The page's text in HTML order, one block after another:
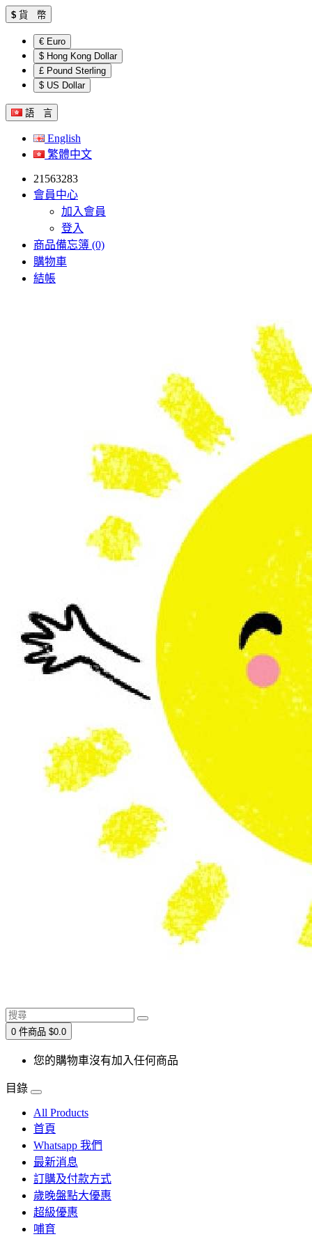
$ 貨 幣
€ Euro
$ Hong Kong Dollar
£ Pound Sterling
$ US Dollar
語 言
English
繁體中文
21563283
會員中心
加入會員
登入
商品備忘簿 (0)
購物車
結帳
0 件商品 $0.0
您的購物車沒有加入任何商品
目錄
All Products
首頁
Whatsapp 我們
最新消息
訂購及付款方式
歲晚盤點大優惠
超級優惠
哺育